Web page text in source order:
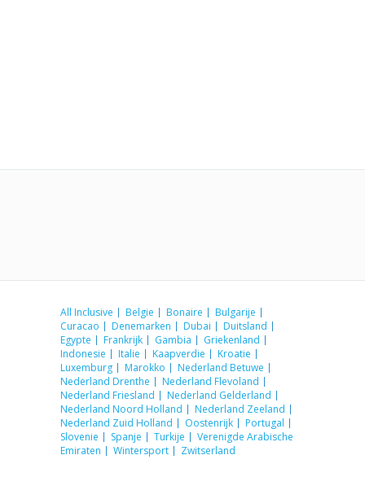
All Inclusive Belgie Bonaire
Bulgarije
Curacao
Denemarken Dubai
Duitsland
Egypte
Frankrijk Gambia
Griekenland
Indonesie
Italie Kaapverdie
Kroatie
Luxemburg
Marokko
Nederland Betuwe
Nederland Drenthe
Nederland Flevoland
Nederland Friesland
Nederland Gelderland
Nederland Noord Holland
Nederland Zeeland
Nederland Zuid Holland
Oostenrijk
Portugal
Slovenie
Spanje Turkije
Verenigde Arabische
Emiraten
Wintersport Zwitserland